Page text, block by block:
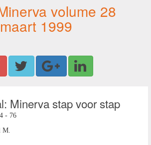
volume 28
1999
Minerva stap voor stap
- 76